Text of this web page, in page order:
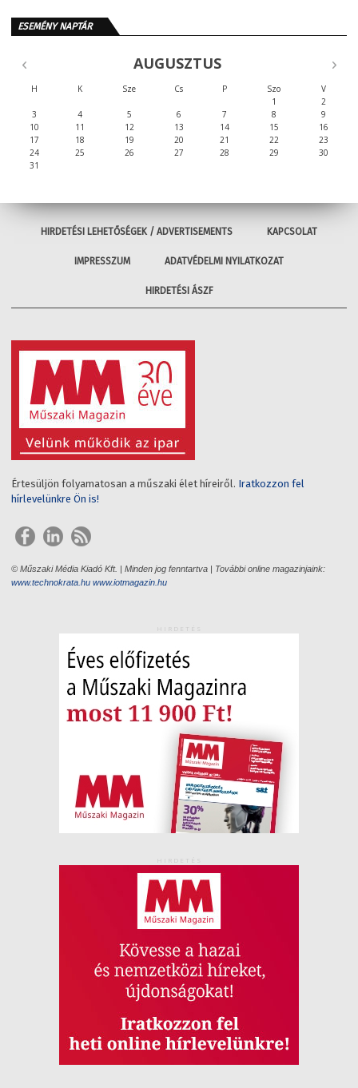
ESEMÉNY NAPTÁR
AUGUSZTUS
H K Sze Cs P Szo
V
1
2
3
4 5 6 7 8
9
10
11 12 13 14 15
16
17
18 19 20 21 22
23
24
25 26 27 28 29
30
31
HIRDETÉSI LEHETŐSÉGEK / ADVERTISEMENTS KAPCSOLAT
IMPRESSZUM ADATVÉDELMI NYILATKOZAT
HIRDETÉSI ÁSZF
Értesüljön folyamatosan a műszaki élet híreiről. Iratkozzon fel
hírlevelünkre Ön is!
© Műszaki Média Kiadó Kft. | Minden jog fenntartva | További online magazinjaink:
www.technokrata.hu www.iotmagazin.hu
HIRDETÉS
HIRDETÉS